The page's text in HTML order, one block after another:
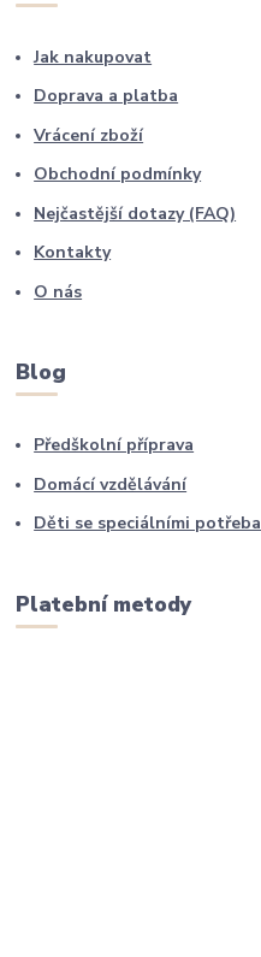
Jak nakupovat
Doprava a platba
Vrácení zboží
Obchodní podmínky
Nejčastější dotazy (FAQ)
Kontakty
O nás
Blog
Předškolní příprava
Domácí vzdělávání
Děti se speciálními
Platební metody